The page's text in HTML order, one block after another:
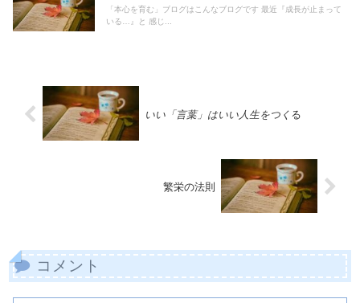
「本心を育む」ブログはこんなブログです 最近『成長が止まって
いる…』と 感じ...
いい「言葉」はいい人生をつく る
繁栄の法則
コメント